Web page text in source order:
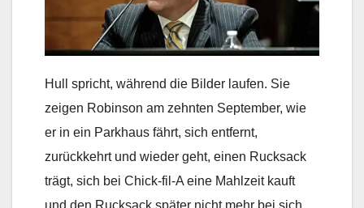
Hull spricht, während die Bilder laufen. Sie
zeigen Robinson am zehnten September, wie
er in ein Parkhaus fährt, sich entfernt,
zurückkehrt und wieder geht, einen Rucksack
trägt, sich bei Chick-fil-A eine Mahlzeit kauft
und den Rucksack später nicht mehr bei sich